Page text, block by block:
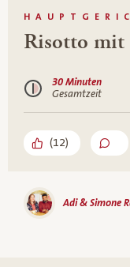
Risotto mit
30 Minuten
Gesamtzeit
(12)
Adi & Simone